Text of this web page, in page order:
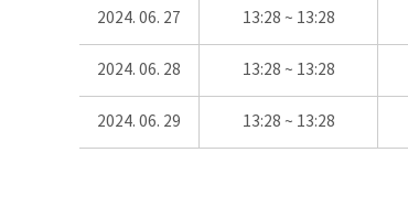
2024. 06. 27 13:28 ~ 13:28
2024. 06. 28 13:28 ~ 13:28
2024. 06. 29 13:28 ~ 13:28